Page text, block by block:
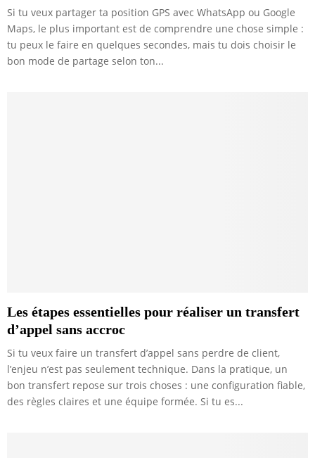
Si tu veux partager ta position GPS avec WhatsApp ou Google
Maps, le plus important est de comprendre une chose simple :
tu peux le faire en quelques secondes, mais tu dois choisir le
bon mode de partage selon ton...
Les étapes essentielles pour réaliser un transfert
d’appel sans accroc
Si tu veux faire un transfert d’appel sans perdre de client,
l’enjeu n’est pas seulement technique. Dans la pratique, un
bon transfert repose sur trois choses : une configuration fiable,
des règles claires et une équipe formée. Si tu es...